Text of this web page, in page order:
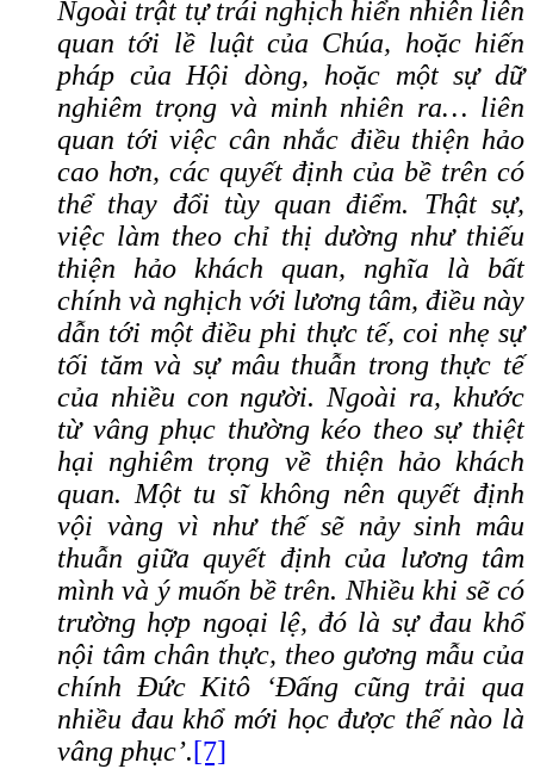
Ngoài trật tự trái nghịch hiển nhiên liên
quan tới lề luật của Chúa, hoặc hiến
pháp của Hội dòng, hoặc một sự dữ
nghiêm trọng và minh nhiên ra… liên
quan tới việc cân nhắc điều thiện hảo
cao hơn, các quyết định của bề trên có
thể thay đổi tùy quan điểm. Thật sự,
việc làm theo chỉ thị dường như thiếu
thiện hảo khách quan, nghĩa là bất
chính và nghịch với lương tâm, điều này
dẫn tới một điều phi thực tế, coi nhẹ sự
tối tăm và sự mâu thuẫn trong thực tế
của nhiều con người. Ngoài ra, khước
từ vâng phục thường kéo theo sự thiệt
hại nghiêm trọng về thiện hảo khách
quan. Một tu sĩ không nên quyết định
vội vàng vì như thế sẽ nảy sinh mâu
thuẫn giữa quyết định của lương tâm
mình và ý muốn bề trên. Nhiều khi sẽ có
trường hợp ngoại lệ, đó là sự đau khổ
nội tâm chân thực, theo gương mẫu của
chính Đức Kitô ‘Đấng cũng trải qua
nhiều đau khổ mới học được thế nào là
vâng phục’.[7]